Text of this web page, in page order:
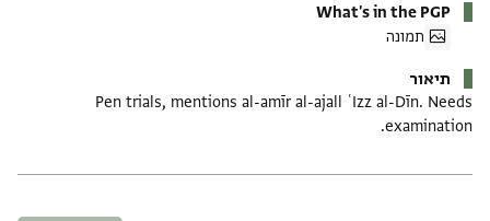
What's in the PGP
תמונה
תיאור
Pen trials, mentions al-amīr al-ajall ʿIzz al-Dīn. Needs
examination.